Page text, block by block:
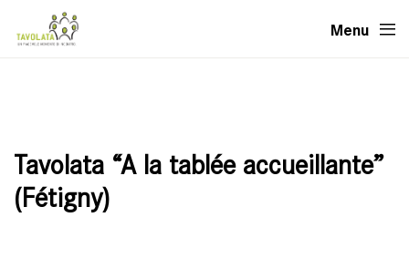
Menu
Tavolata “A la tablée accueillante”
(Fétigny)